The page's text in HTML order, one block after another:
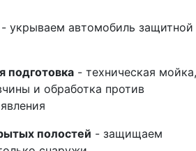
- укрываем автомобиль защитной
подготовка - техническая мойка,
и обработка против
полостей - защищаем